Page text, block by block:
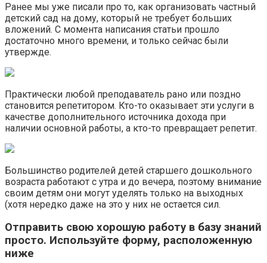
Ранее мы уже писали про то, как организовать частный
детский сад на дому, который не требует больших
вложений. С момента написания статьи прошло
достаточно много времени, и только сейчас были
утвержде.
Практически любой преподаватель рано или поздно
становится репетитором. Кто-то оказывает эти услуги в
качестве дополнительного источника дохода при
наличии основной работы, а кто-то превращает репетит.
Большинство родителей детей старшего дошкольного
возраста работают с утра и до вечера, поэтому внимание
своим детям они могут уделять только на выходных
(хотя нередко даже на это у них не остается сил.
Отправить свою хорошую работу в базу знаний
просто. Используйте форму, расположенную
ниже